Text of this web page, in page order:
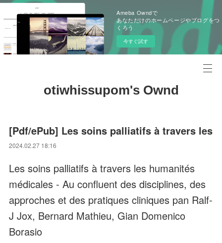
Ameba Owndで
あなただけのホームページやブログをつ
くろう
今すぐ試す
otiwhissupom's Ownd
[Pdf/ePub] Les soins palliatifs à travers les
2024.02.27 18:16
Les soins palliatifs à travers les humanités
médicales - Au confluent des disciplines, des
approches et des pratiques cliniques pan Ralf-
J Jox, Bernard Mathieu, Gian Domenico
Borasio